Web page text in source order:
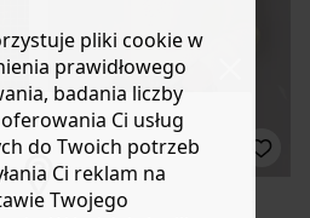
Wełniany sweter JEANNE
pliki cookie w
prawidłowego
badania liczby
Ci usług
do Twoich potrzeb
Ci reklam na
Twojego